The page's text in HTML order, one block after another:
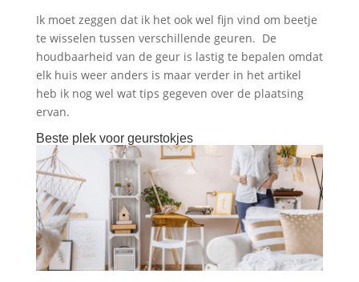
Ik moet zeggen dat ik het ook wel fijn vind om beetje
te wisselen tussen verschillende geuren. De
houdbaarheid van de geur is lastig te bepalen omdat
elk huis weer anders is maar verder in het artikel
heb ik nog wel wat tips gegeven over de plaatsing
ervan.
Beste plek voor geurstokjes